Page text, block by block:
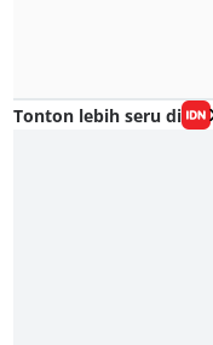
Tonton lebih seru di